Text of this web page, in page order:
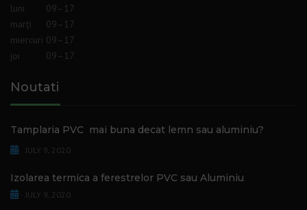
luni
09–17
marți
09–17
miercuri 09–17
joi
09–17
Noutati
Tamplaria PVC mai buna decat lemn sau aluminiu?
JULY 9, 2020
Izolarea termica a ferestrelor PVC sau Aluminiu
JULY 9, 2020